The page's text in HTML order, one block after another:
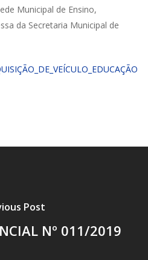
Municipal de Ensino,
da Secretaria Municipal de
Post
Nº 011/2019